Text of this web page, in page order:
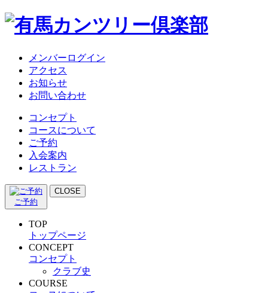
メンバーログイン
アクセス
お知らせ
お問い合わせ
コンセプト
コースについて
ご予約
入会案内
レストラン
ご予約
CLOSE
TOP
トップページ
CONCEPT
コンセプト
クラブ史
COURSE